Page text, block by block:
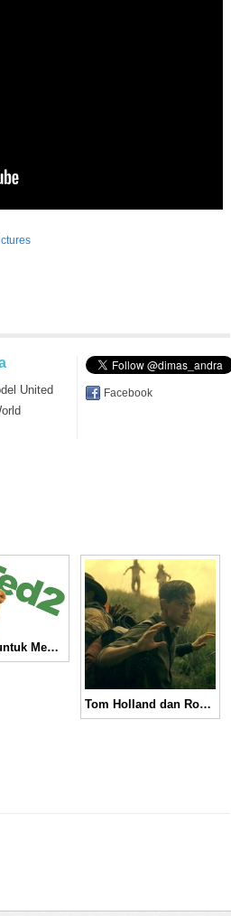
United
Facebook
Usaha Ted untuk Mendapatkan Anak di Trailer Terbaru “Ted 2” │ Movie Trailer
Tom Holland dan Robert Pattinson Ditawan Suku Amazon di Trailer “The Lost City of Z” │ Movie Trailer